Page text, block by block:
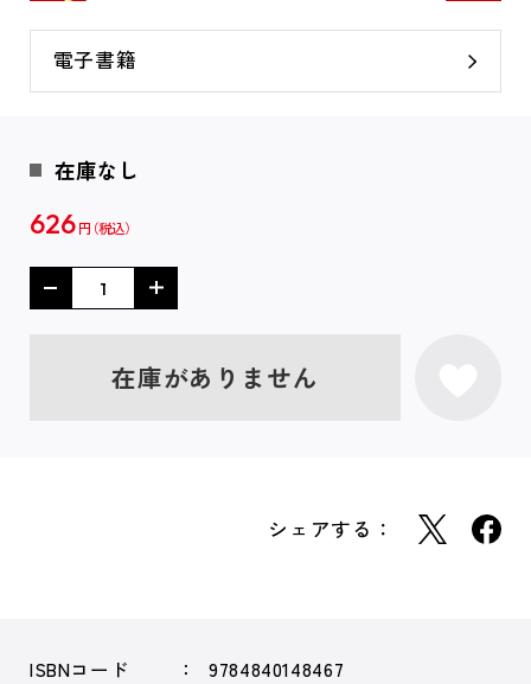
電子書籍
在庫なし
626 円
在庫がありません
シェアする：
ISBNコード
9784840148467